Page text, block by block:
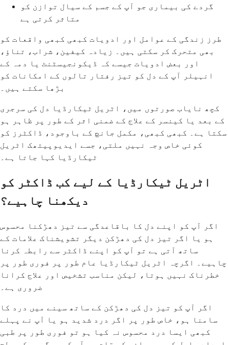
گردے کی بیماری جو آپ کے جسم کے سیال توازن کو
متاثر کرتی ہے
طرز زندگی کے عوامل اور ادویات کبھی کبھی واقعات کو
بھی متحرک کر سکتی ہیں۔ زیادہ کیفین، شراب، تناؤ،
اور بعض ادویات جیسے کہ ڈیکونجیسٹنٹ یا دمہ کے
انہیلر آپ کے دل کو تیز رفتار تالوں کے امکانات کو
بڑھا سکتے ہیں۔
کچھ نایاب صورتوں میں، اٹریل ٹیکارڈیا دل کی سرجری
کے بعد یا کینسر کے علاج کے ضمنی اثر کے طور پر ظاہر ہو
سکتا ہے۔ کبھی کبھی، مکمل جانچ کے باوجود، ڈاکٹرز کو
کوئی خاص وجہ نہیں ملتی، جسے ایدیوپیتھک اٹریل
ٹیکارڈیا کہا جاتا ہے۔
اٹریل ٹیکارڈیا کے لیے کب ڈاکٹر کو
دیکھنا چاہیے؟
اگر آپ کو اپنے دل کا باقاعدگی سے تیز دھڑکنا محسوس
ہو یا اگر تیز دل کی دھڑکن دیگر تشویشناک علامات کے
ساتھ آتی ہے تو آپ کو اپنے ڈاکٹر سے رابطہ کرنا
چاہیے۔ اگرچہ اٹریل ٹیکارڈیا عام طور پر فوری طور پر
خطرناک نہیں ہوتا، لیکن مناسب تشخیص اور علاج کرانا
ضروری ہے۔
اگر آپ کو تیز دل کی دھڑکن کے ساتھ سینے میں درد کا
سامنا ہو، خاص طور پر اگر درد شدید ہو یا آپ نے پہلے
کبھی ایسا درد محسوس نہ کیا ہو تو فوری طور پر طبی